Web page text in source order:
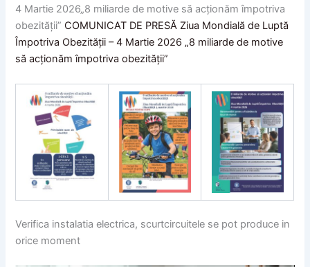
4 Martie 2026„8 miliarde de motive să acționăm împotriva
obezității” COMUNICAT DE PRESĂ Ziua Mondială de Luptă
Împotriva Obezității – 4 Martie 2026 „8 miliarde de motive
să acționăm împotriva obezității”
Verifica instalatia electrica, scurtcircuitele se pot produce in
orice moment